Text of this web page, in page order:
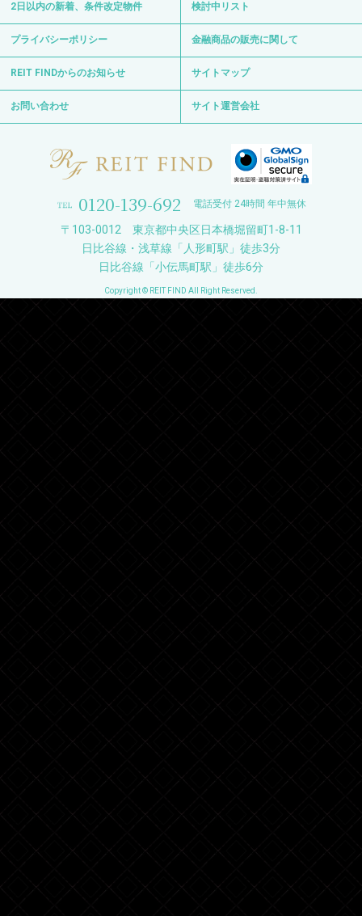
2日以内の新着、条件改定物件 検討中リスト
プライバシーポリシー 金融商品の販売に関して
REIT FINDからのお知らせ サイトマップ
お問い合わせ サイト運営会社
0120-139-692 電話受付 24時間 年中無休
〒103-0012 東京都中央区日本橋堀留町1-8-11
日比谷線・浅草線「人形町駅」徒歩3分
日比谷線「小伝馬町駅」徒歩6分
Copyright © REIT FIND All Right Reserved.